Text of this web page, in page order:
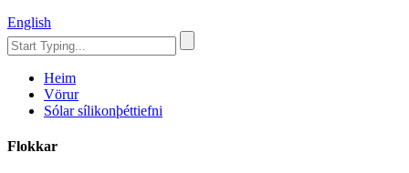
English
Heim
Vörur
Sólar sílikonþéttiefni
Flokkar